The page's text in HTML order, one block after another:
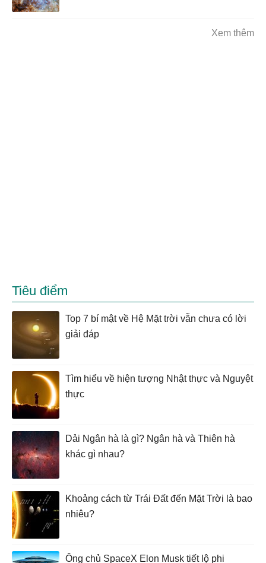
Xem thêm
Tiêu điểm
Top 7 bí mật về Hệ Mặt trời vẫn chưa có lời
giải đáp
Tìm hiểu về hiện tượng Nhật thực và Nguyệt
thực
Dải Ngân hà là gì? Ngân hà và Thiên hà
khác gì nhau?
Khoảng cách từ Trái Đất đến Mặt Trời là bao
nhiêu?
Ông chủ SpaceX Elon Musk tiết lộ phi